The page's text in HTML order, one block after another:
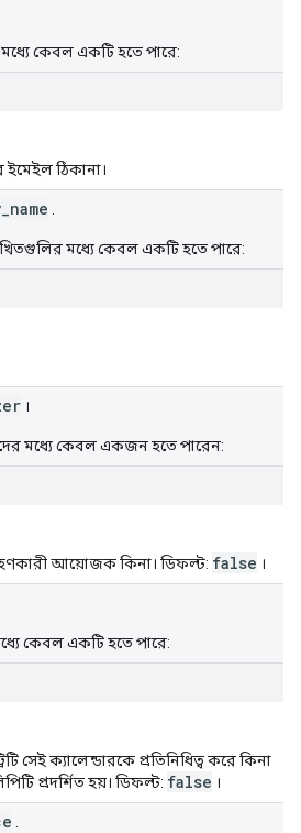
কেবল একটি হতে পারে:
ঠিকানা।
মধ্যে কেবল একটি হতে পারে:
।
মধ্যে কেবল একজন হতে পারেন:
আয়োজক কিনা। ডিফল্ট: false ।
কেবল একটি হতে পারে:
সেই ক্যালেন্ডারকে প্রতিনিধিত্ব করে কিনা
প্রদর্শিত হয়। ডিফল্ট: false ।